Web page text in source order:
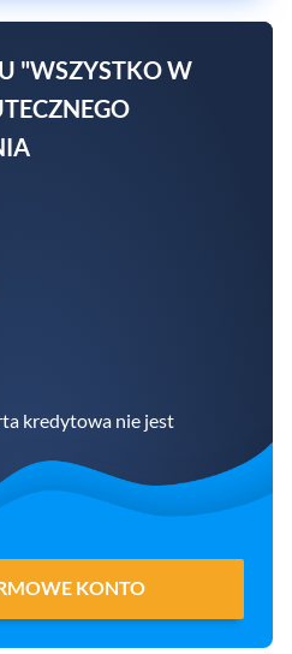
"WSZYSTKO W
kredytowa nie jest
KONTO